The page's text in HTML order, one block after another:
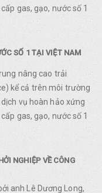
gas, gạo, nước số 1
SỐ 1 TẠI VIỆT NAM
nâng cao trải
kể cả trên môi trường
vụ hoàn hảo xứng
gas, gạo, nước số 1
NGHIỆP VỀ CÔNG
anh Lê Dương Long,